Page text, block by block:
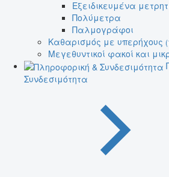
Εξειδικευμένα
Πολύμετρα
Παλμογράφοι
Καθαρισμός με υπερήχους
Μεγεθυντικοί φακοί και
Συνδεσιμότητα